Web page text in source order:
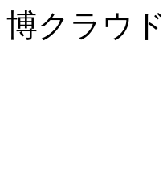
博クラウ